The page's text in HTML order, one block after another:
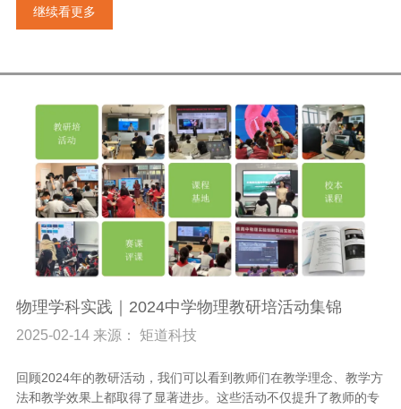
继续看更多
物理学科实践｜2024中学物理教研培活动集锦
2025-02-14 来源： 矩道科技
回顾2024年的教研活动，我们可以看到教师们在教学理念、教学方
法和教学效果上都取得了显著进步。这些活动不仅提升了教师的专